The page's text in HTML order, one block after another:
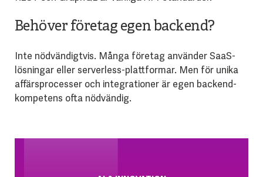
Behöver företag egen backend?
Inte nödvändigtvis. Många företag använder SaaS-
lösningar eller serverless-plattformar. Men för unika
affärsprocesser och integrationer är egen backend-
kompetens ofta nödvändig.